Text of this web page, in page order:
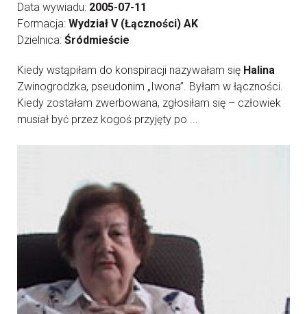
Data wywiadu: 2005-07-11
Formacja: Wydział V (Łączności) AK
Dzielnica: Śródmieście
Kiedy wstąpiłam do konspiracji nazywałam się Halina
Zwinogrodzka, pseudonim „Iwona”. Byłam w łączności.
Kiedy zostałam zwerbowana, zgłosiłam się – człowiek
musiał być przez kogoś przyjęty po ...